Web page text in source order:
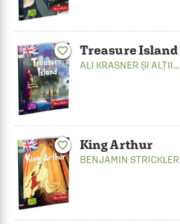
favorite_border Treasure Island
ALI KRASNER ȘI ALȚII...
favorite_border King Arthur
BENJAMIN STRICKLER